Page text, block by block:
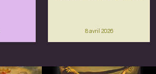
8 avril 2026